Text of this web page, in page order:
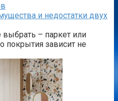
и недостатки двух
– паркет или
покрытия зависит не